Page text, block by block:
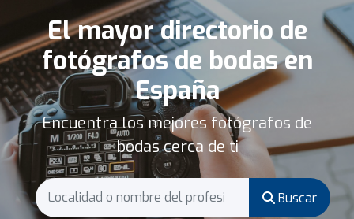
El mayor directorio de
fotógrafos de bodas en
España
Encuentra los mejores fotógrafos de
bodas cerca de ti
Buscar